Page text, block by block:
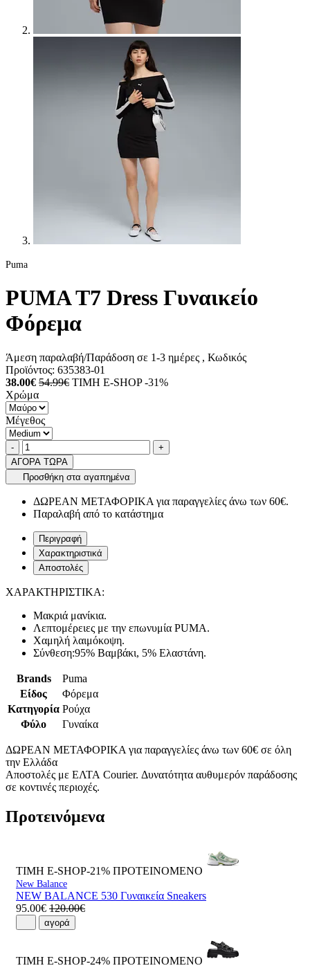
Puma
PUMA T7 Dress Γυναικείο
Φόρεμα
Άμεση παραλαβή/Παράδοση σε 1-3 ημέρες , Κωδικός
Προϊόντος: 635383-01
38.00€ 54.99€ ΤΙΜΗ E-SHOP -31%
Χρώμα
Μέγεθος
Ποσότητα
-product.increase.quantity +
ΑΓΟΡΑ ΤΩΡΑ
Προσθήκη στα αγαπημένα
ΔΩΡΕΑΝ ΜΕΤΑΦΟΡΙΚΑ για παραγγελίες άνω των 60€.
Παραλαβή από το κατάστημα
Περιγραφή
Χαρακτηριστικά
Αποστολές
ΧΑΡΑΚΤΗΡΙΣΤΙΚΑ:
Μακριά μανίκια.
Λεπτομέρειες με την επωνυμία PUMA.
Χαμηλή λαιμόκοψη.
Σύνθεση:95% Βαμβάκι, 5% Ελαστάνη.
Brands
Puma
Είδος
Φόρεμα
Κατηγορία Ρούχα
Φύλο
Γυναίκα
ΔΩΡΕΑΝ ΜΕΤΑΦΟΡΙΚΑ για παραγγελίες άνω των 60€ σε όλη
την Ελλάδα
Αποστολές με ΕΛΤΑ Courier. Δυνατότητα αυθυμερόν παράδοσης
σε κοντινές περιοχές.
Προτεινόμενα
ΤΙΜΗ E-SHOP-21% ΠΡΟΤΕΙΝΟΜΕΝΟ
New Balance
NEW BALANCE 530 Γυναικεία Sneakers
95.00€ 120.00€
αγορά
ΤΙΜΗ E-SHOP-24% ΠΡΟΤΕΙΝΟΜΕΝΟ